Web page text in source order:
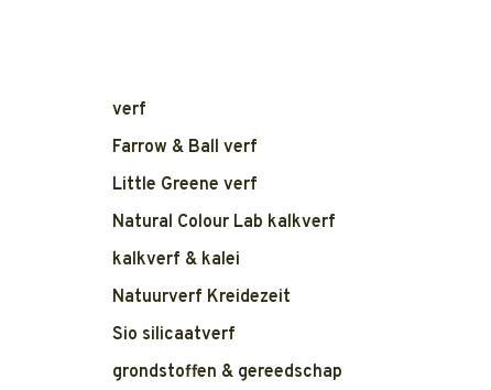
verf
Farrow & Ball verf
Little Greene verf
Natural Colour Lab kalkverf
kalkverf & kalei
Natuurverf Kreidezeit
Sio silicaatverf
grondstoffen & gereedschap